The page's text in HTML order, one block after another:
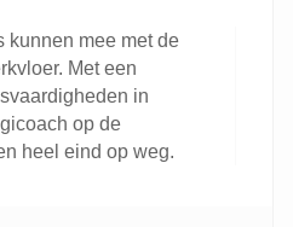
kunnen mee met de
Met een
in
op de
heel eind op weg.